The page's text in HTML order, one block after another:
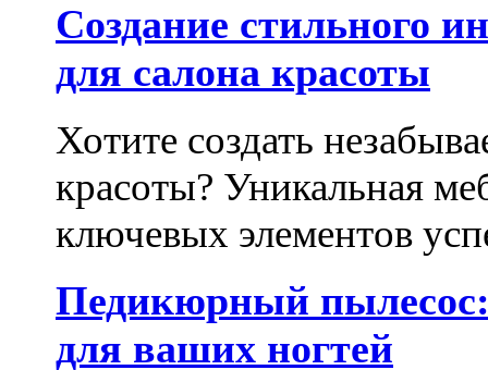
Создание стильного
для салона красоты
Хотите создать
красоты? Уникальная
ключевых элементов
Педикюрный
для ваших ногтей